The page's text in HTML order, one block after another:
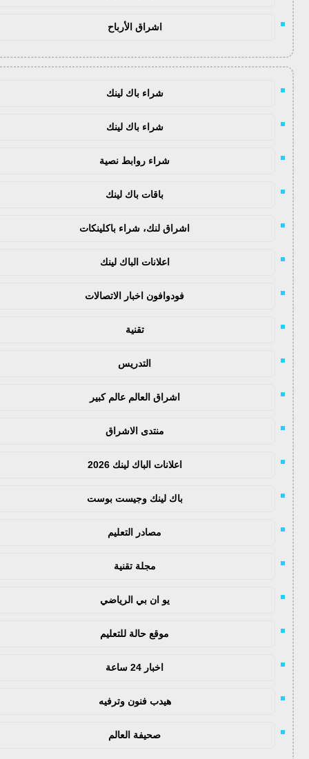
اشراق الأرباح
شراء باك لينك
شراء باك لينك
شراء روابط نصية
باقات باك لينك
اشراق لنك، شراء باكلينكات
اعلانات الباك لينك
فودوافون اخبار الاتصالات
تقنية
التدريس
اشراق العالم عالم كبير
منتدى الاشراق
اعلانات الباك لينك 2026
باك لينك وجيست بوست
مصادر التعليم
مجلة تقنية
يو ان بي الرياضي
موقع حالة للتعليم
اخبار 24 ساعة
هيدب فنون وترفيه
صحيفة العالم